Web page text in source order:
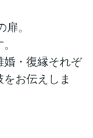
。
婚・復縁それぞ
お伝えしま